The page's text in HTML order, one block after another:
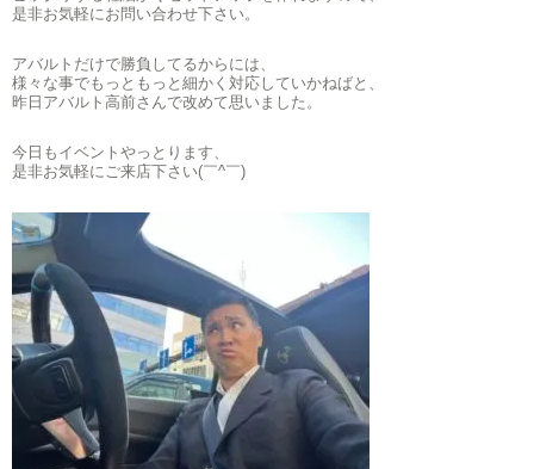
是非お気軽にお問い合わせ下さい。
アバルトだけで勝負してるからには、
様々な事でもっともっと細かく対応していかねばと、
昨日アバルト高前さんで改めて思いました。
今日もイベントやっとります、
是非お気軽にご来店下さい(￣^￣)ゞ